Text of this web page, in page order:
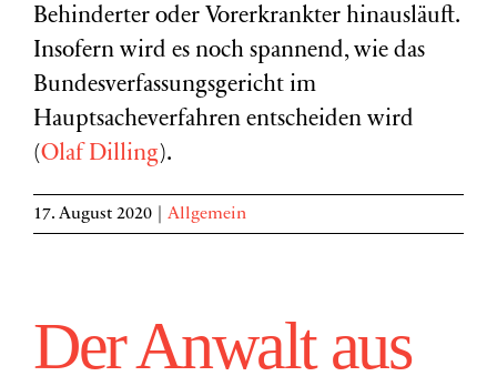
Behinderter oder Vorerkrankter hinausläuft.
Insofern wird es noch spannend, wie das
Bundesverfassungsgericht im
Hauptsacheverfahren entscheiden wird
(Olaf Dilling).
17. August 2020 Allgemein
Der Anwalt aus